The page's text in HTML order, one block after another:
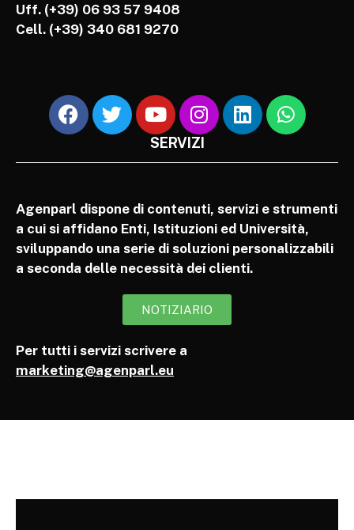
Uff. (+39) 06 93 57 9408
Cell. (+39) 340 681 9270
SERVIZI
Agenparl dispone di contenuti, servizi e strumenti
a cui si affidano Enti, Istituzioni ed Università,
sviluppando una serie di soluzioni personalizzabili
a seconda delle necessità dei clienti.
NOTIZIARIO
Per tutti i servizi scrivere a
marketing@agenparl.eu